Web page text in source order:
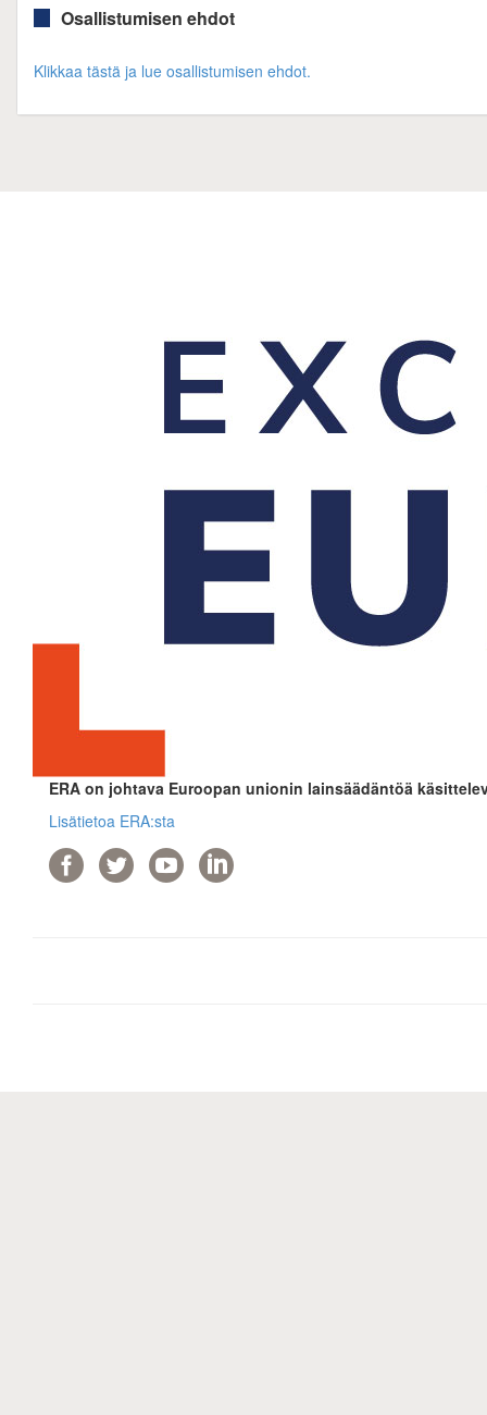
Osallistumisen ehdot
Klikkaa tästä ja lue osallistumisen ehdot.
ERA on johtava Euroopan unionin lainsäädäntöä
Lisätietoa ERA:sta